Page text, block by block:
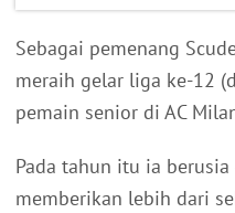
Sebagai pemenang
meraih gelar liga ke-12
pemain senior di AC
Pada tahun itu ia
memberikan lebih dari